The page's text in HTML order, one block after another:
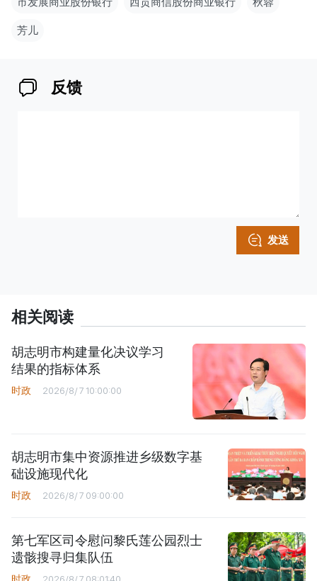
芳儿
反馈
发送
相关阅读
胡志明市构建量化决议学习
结果的指标体系
时政 2026/8/7 10:00:00
胡志明市集中资源推进乡级数字基
础设施现代化
时政 2026/8/7 09:00:00
第七军区司令慰问黎氏莲公园烈士
遗骸搜寻归集队伍